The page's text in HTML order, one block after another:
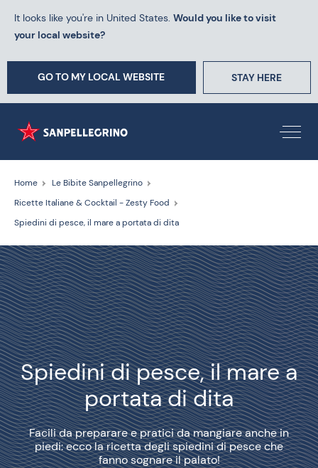
It looks like you're in United States. Would you like to visit
your local website?
GO TO MY LOCAL WEBSITE STAY HERE
Home
Le Bibite Sanpellegrino
Ricette Italiane & Cocktail - Zesty Food
Spiedini di pesce, il mare a portata di dita
Spiedini di pesce, il mare a
portata di dita
Facili da preparare e pratici da mangiare anche in
piedi: ecco la ricetta degli spiedini di pesce che
fanno sognare il palato!